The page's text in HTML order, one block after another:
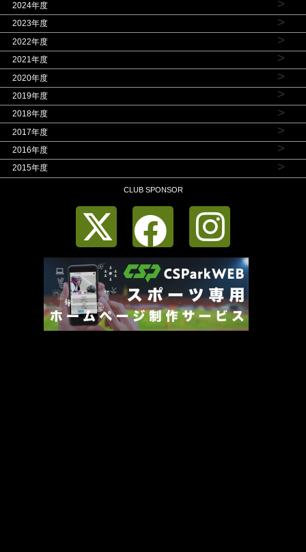
2024年度 >
2023年度 >
2022年度 >
2021年度 >
2020年度 >
2019年度 >
2018年度 >
2017年度 >
2016年度 >
2015年度 >
CLUB SPONSOR